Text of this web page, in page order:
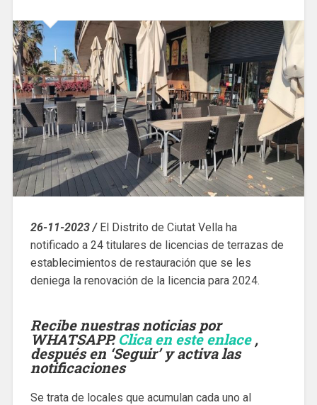
26-11-2023 /El Distrito de Ciutat Vella ha
notificado a 24 titulares de licencias de terrazas de
establecimientos de restauración que se les
deniega la renovación de la licencia para 2024.
Recibe nuestras noticias por
WHATSAPP. Clica en este enlace,
después en ‘Seguir’ y activa las
notificaciones
Se trata de locales que acumulan cada uno al